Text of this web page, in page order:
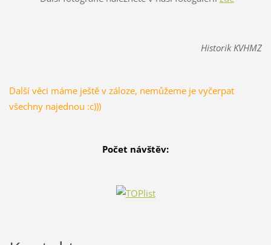
Historik KVHMZ
Další věci máme ještě v záloze, nemůžeme je vyčerpat
všechny najednou :c)))
Počet návštěv: